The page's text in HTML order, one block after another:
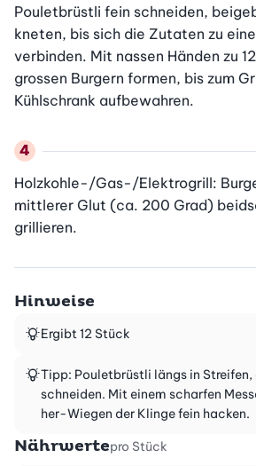
Pouletbrüstli fein schneiden,
kneten, bis sich die Zutaten zu
verbinden. Mit nassen Händen zu
grossen Burgern formen, bis zum
Kühlschrank aufbewahren.
Holzkohle-/Gas-/Elektrogrill:
mittlerer Glut (ca. 200 Grad)
grillieren.
Hinweise
Ergibt 12 Stück
Tipp: Pouletbrüstli längs in Streifen,
schneiden. Mit einem scharfen
her-Wiegen der Klinge fein hacken.
Nährwertepro Stück